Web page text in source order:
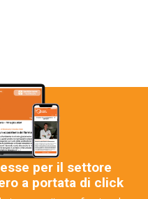
per il settore
a portata di click